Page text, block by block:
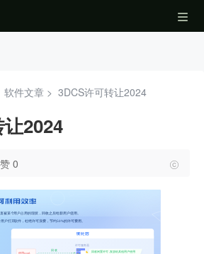
软件文章 > 3DCS许可转让2024
2024
0